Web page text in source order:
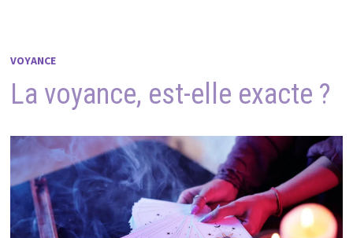
VOYANCE
La voyance, est-elle exacte ?